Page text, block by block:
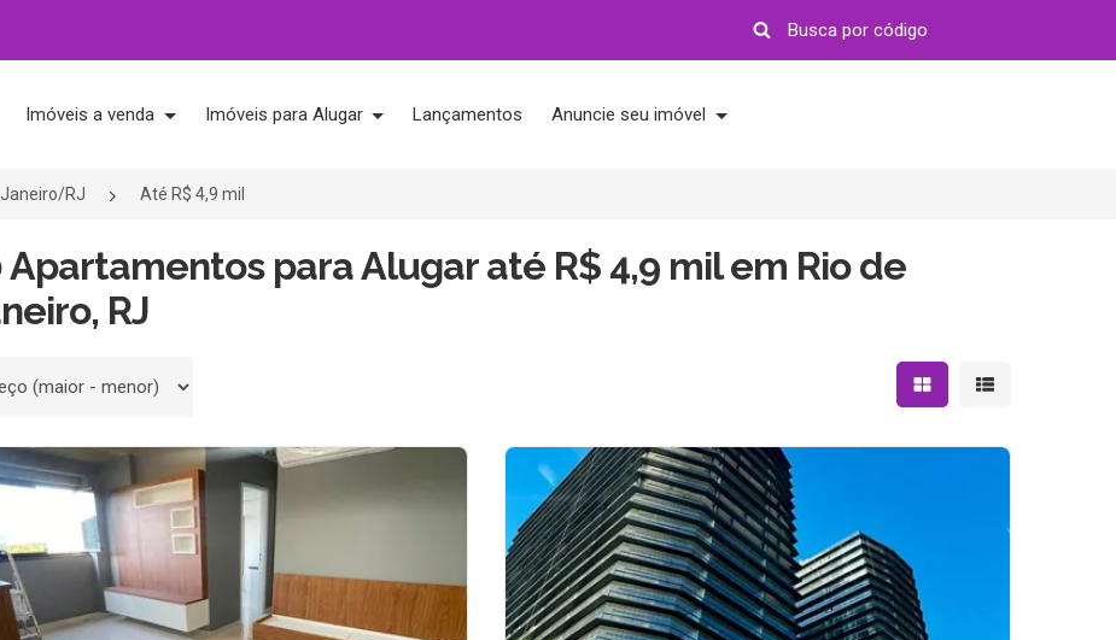
Imóveis a venda Imóveis para Alugar Lançamentos Anuncie seu imóvel
Janeiro/RJ Até R$ 4,9 mil
Apartamentos para Alugar até R$ 4,9 mil em Rio de
RJ
por Mostrar resultados em
Mostrar